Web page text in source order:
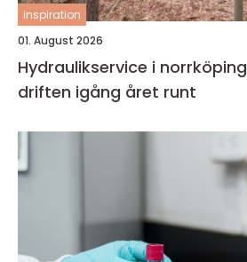
inspiration
01. August 2026
Hydraulikservice i norrköping så håller du
driften igång året runt